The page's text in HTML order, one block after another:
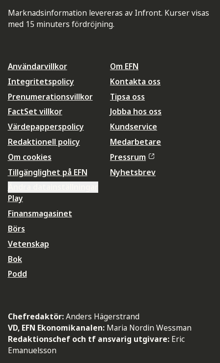
Marknadsinformation levereras av Infront. Kurser visas
med 15 minuters fördröjning.
Användarvillkor
Integritetspolicy
Prenumerationsvillkor
FactSet villkor
Värdepapperspolicy
Redaktionell policy
Om cookies
Tillgänglighet på EFN
Om EFN
Kontakta oss
Tipsa oss
Jobba hos oss
Kundservice
Medarbetare
Pressrum
Nyhetsbrev
Play
Finansmagasinet
Börs
Vetenskap
Bok
Podd
Chefredaktör:Anders Hägerstrand
VD, EFN Ekonomikanalen: Maria Nordin Wessman
Redaktionschef och tf ansvarig utgivare: Eric
Emanuelsson